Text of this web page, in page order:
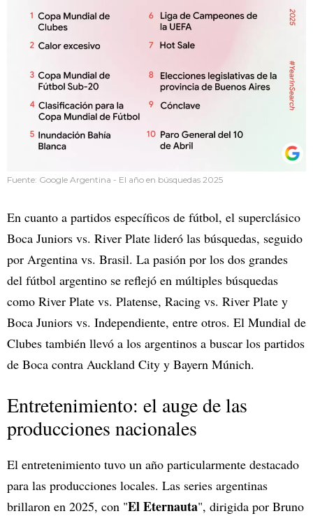
Fuente: Google Argentina - El año en búsquedas 2025
En cuanto a partidos específicos de fútbol, el superclásico
Boca Juniors vs. River Plate lideró las búsquedas, seguido
por Argentina vs. Brasil. La pasión por los dos grandes
del fútbol argentino se reflejó en múltiples búsquedas
como River Plate vs. Platense, Racing vs. River Plate y
Boca Juniors vs. Independiente, entre otros. El Mundial de
Clubes también llevó a los argentinos a buscar los partidos
de Boca contra Auckland City y Bayern Múnich.
Entretenimiento: el auge de las
producciones nacionales
El entretenimiento tuvo un año particularmente destacado
para las producciones locales. Las series argentinas
brillaron en 2025, con "El Eternauta", dirigida por Bruno